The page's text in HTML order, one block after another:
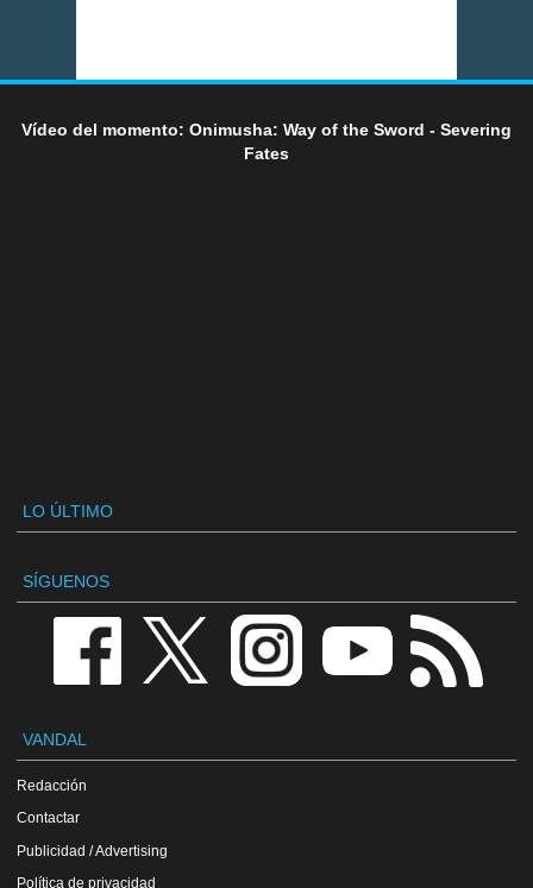
Vídeo del momento: Onimusha: Way of the Sword - Severing
Fates
LO ÚLTIMO
SÍGUENOS
VANDAL
Redacción
Contactar
Publicidad / Advertising
Política de privacidad